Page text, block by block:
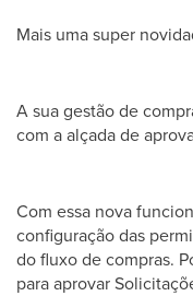
Mais uma super
A sua gestão de
com a alçada de
Com essa nova
configuração das
do fluxo de compras.
para aprovar